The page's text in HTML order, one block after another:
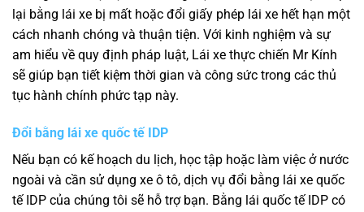
lại bằng lái xe bị mất hoặc đổi giấy phép lái xe hết hạn một
cách nhanh chóng và thuận tiện. Với kinh nghiệm và sự
am hiểu về quy định pháp luật, Lái xe thực chiến Mr Kính
sẽ giúp bạn tiết kiệm thời gian và công sức trong các thủ
tục hành chính phức tạp này.
Đổi bằng lái xe quốc tế IDP
Nếu bạn có kế hoạch du lịch, học tập hoặc làm việc ở nước
ngoài và cần sử dụng xe ô tô, dịch vụ đổi bằng lái xe quốc
tế IDP của chúng tôi sẽ hỗ trợ bạn. Bằng lái quốc tế IDP có